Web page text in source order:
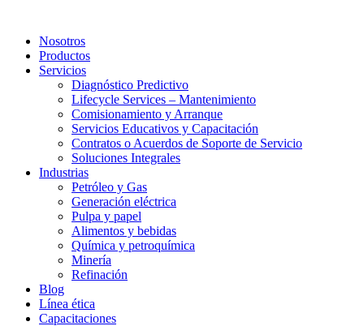
Nosotros
Productos
Servicios
Diagnóstico Predictivo
Lifecycle Services – Mantenimiento
Comisionamiento y Arranque
Servicios Educativos y Capacitación
Contratos o Acuerdos de Soporte de Servicio
Soluciones Integrales
Industrias
Petróleo y Gas
Generación eléctrica
Pulpa y papel
Alimentos y bebidas
Química y petroquímica
Minería
Refinación
Blog
Línea ética
Capacitaciones